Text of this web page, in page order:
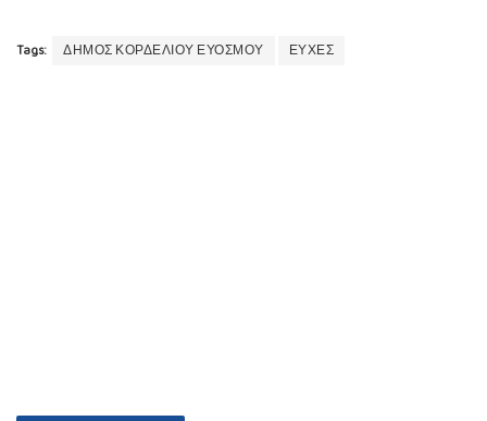
Tags: ΔΗΜΟΣ ΚΟΡΔΕΛΙΟΥ ΕΥΟΣΜΟΥ ΕΥΧΕΣ